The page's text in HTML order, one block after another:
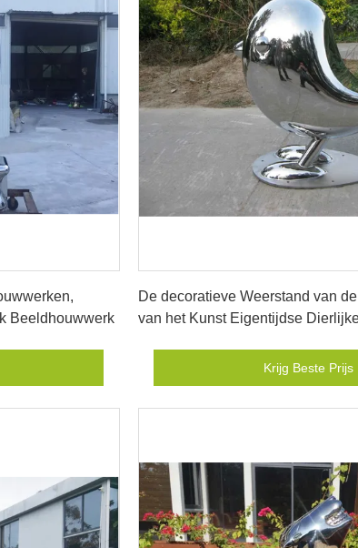
Beeldhouwwerk
De decoratieve Weerstand van
van het Kunst Eigentijdse
Krijg Beste Prijs